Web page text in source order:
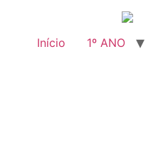
Início 1º ANO